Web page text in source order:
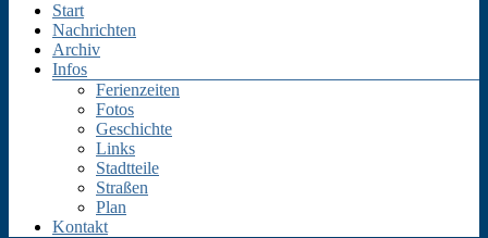
Start
Nachrichten
Archiv
Infos
Ferienzeiten
Fotos
Geschichte
Links
Stadtteile
Straßen
Plan
Kontakt